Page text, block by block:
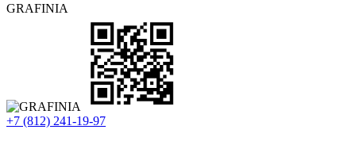
GRAFINIA
+7 (812) 241-19-97